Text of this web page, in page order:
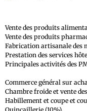
Vente des produits
Vente des produits
Fabrication artisanale des
Prestation des services
Principales activités des
Commerce général sur
Chambre froide et vente
Habillement et coupe et